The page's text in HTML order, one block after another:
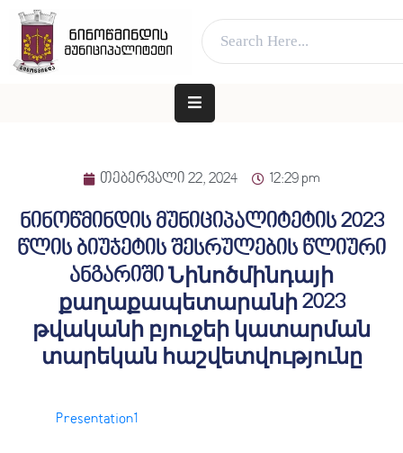
ᲛᲗᲐᲕᲐᲠᲘ
ᲮᲔᲚᲘᲡᲣᲤᲚᲔᲑᲐ
ᲛᲝᲥᲐᲚᲐᲥᲔᲡ
თებერვალი 22, 2024 12:29 pm
ნინოწმინდის მუნიციპალიტეტის 2023
წლის ბიუჯეტის შესრულების წლიური
ანგარიში Նինոծմինդայի
քաղաքապետարանի 2023
թվականի բյուջեի կատարման
տարեկան հաշվետվությունը
Presentation1
ვებ გვერდი მუშაობს სატესტო რეჟიმში